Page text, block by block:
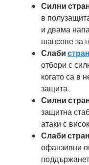
Силни
в
и двама
шансове за
Слаби
отбори с
когато са в
защита.
Силни
защитна
атаки с
Слаби
офанзивни